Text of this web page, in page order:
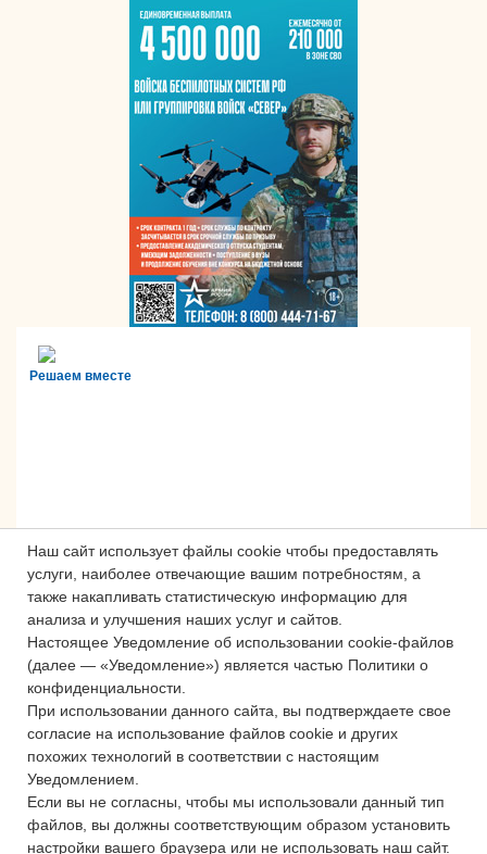
Наш сайт использует файлы cookie чтобы предоставлять
услуги, наиболее отвечающие вашим потребностям, а
также накапливать статистическую информацию для
анализа и улучшения наших услуг и сайтов.
Настоящее Уведомление об использовании cookie-файлов
(далее — «Уведомление») является частью Политики о
конфиденциальности.
При использовании данного сайта, вы подтверждаете свое
согласие на использование файлов cookie и других
похожих технологий в соответствии с настоящим
Уведомлением.
Если вы не согласны, чтобы мы использовали данный тип
файлов, вы должны соответствующим образом установить
настройки вашего браузера или не использовать наш сайт.
Решаем вместе
Сложности с получением «Пушкинской
карты» или приобретением билетов?
Знаете, как улучшить работу
учреждений культуры?
Написать